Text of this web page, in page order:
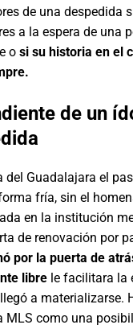
de una despedida
a la espera de una
o si su historia en el
de un
del Guadalajara el
fría, sin el
en la institución
de renovación por
por la puerta de
libre le facilitara la
a materializarse.
MLS como una